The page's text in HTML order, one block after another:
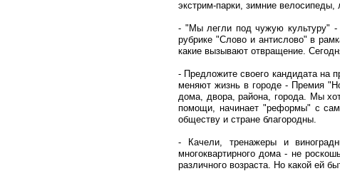
экстрим-парки, зимние
- "Мы легли под чужую культуру" -
рубрике "Слово и антислово" в
какие вызывают отвращение.
- Предложите своего кандидата на
меняют жизнь в городе - Премия
дома, двора, района, города. Мы
помощи, начинает "реформы" с
обществу и стране благородны.
- Качели, тренажеры и
многоквартирного дома - не
различного возраста. Но какой ей